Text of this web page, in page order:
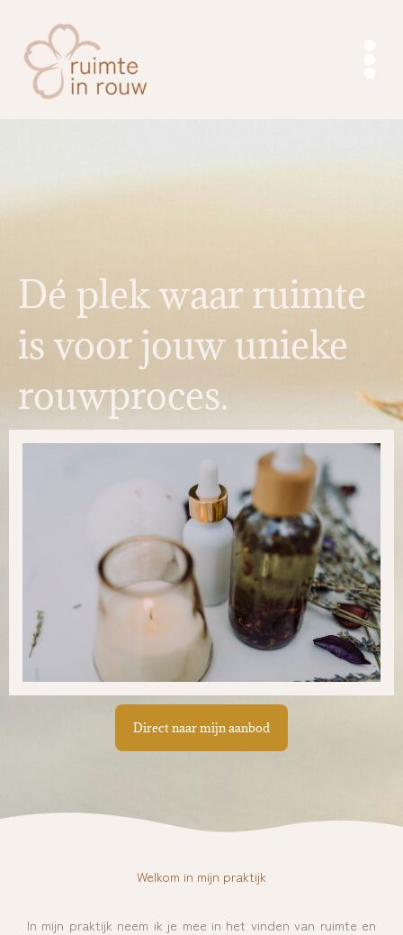
inhoud
Dé plek waar ruimte
is voor jouw unieke
rouwproces.
Direct naar mijn aanbod
Welkom in mijn praktijk
In mijn praktijk neem ik je mee in het vinden van ruimte en